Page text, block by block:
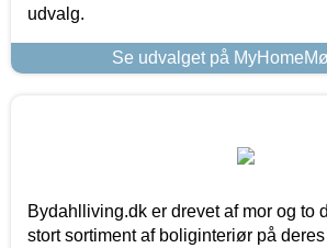
udvalg.
Se udvalget på
Bydahlliving.dk er drevet af mor og to
stort sortiment af boliginteriør på